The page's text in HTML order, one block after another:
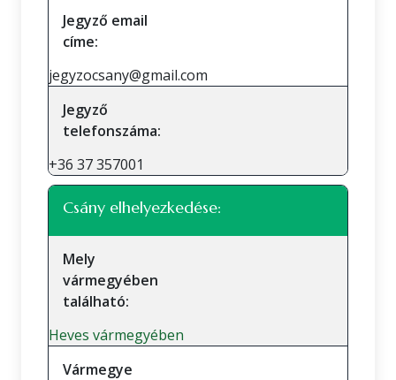
Jegyző email
címe:
jegyzocsany@gmail.com
Jegyző
telefonszáma:
+36 37 357001
Csány elhelyezkedése:
Mely
vármegyében
található:
Heves vármegyében
Vármegye